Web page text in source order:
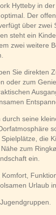
Hytteby in
Der
über
steht ein
zwei weitere
Sie direkten
oder zum
durch seine
die
zum
ein.
Urlaub